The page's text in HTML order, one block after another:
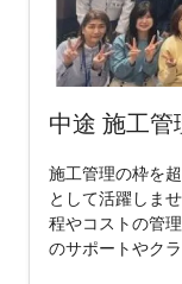
中途 施工管
施工管理の枠を
として活躍しま
程やコストの管
のサポートやク